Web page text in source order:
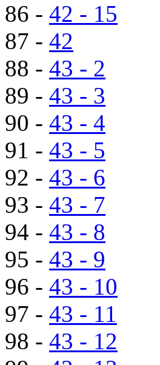
86 - 42 - 15
87 - 42
88 - 43 - 2
89 - 43 - 3
90 - 43 - 4
91 - 43 - 5
92 - 43 - 6
93 - 43 - 7
94 - 43 - 8
95 - 43 - 9
96 - 43 - 10
97 - 43 - 11
98 - 43 - 12